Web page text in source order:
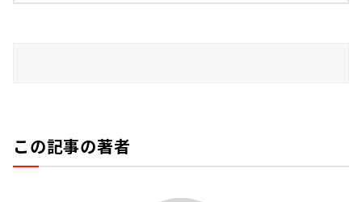
この記事の著者